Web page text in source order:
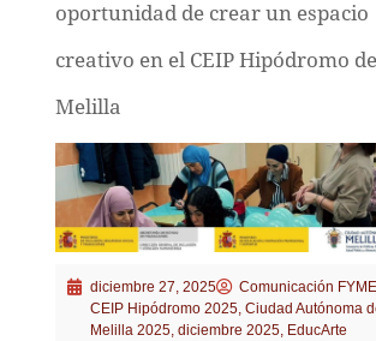
oportunidad de crear un espacio
creativo en el CEIP Hipódromo de
Melilla
diciembre 27, 2025
Comunicación FYME
CEIP Hipódromo 2025, Ciudad Autónoma
Melilla 2025, diciembre 2025, EducArte